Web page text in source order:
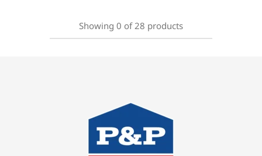
Showing 0 of28 products